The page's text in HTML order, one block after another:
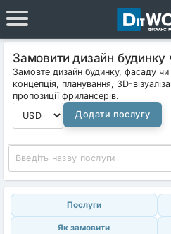
Замовити дизайн будинку
Замовте дизайн будинку, фасаду чи
концепція, планування, 3D-
пропозиції фрилансерів.
Додати послугу
Послуги
Як замовити